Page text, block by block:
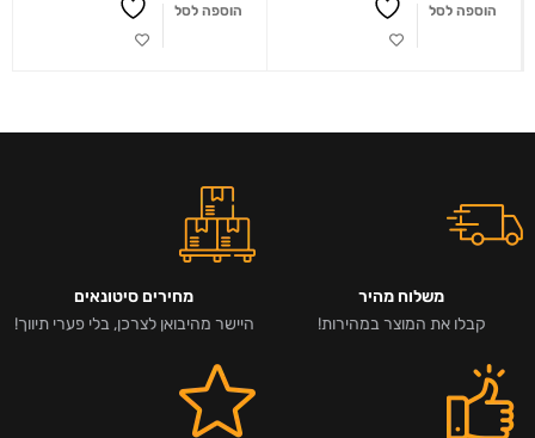
הוספה לסל הוספה לסל
משלוח מהיר
קבלו את המוצר במהירות!
מחירים סיטונאים
היישר מהיבואן לצרכן, בלי פערי תיווך!